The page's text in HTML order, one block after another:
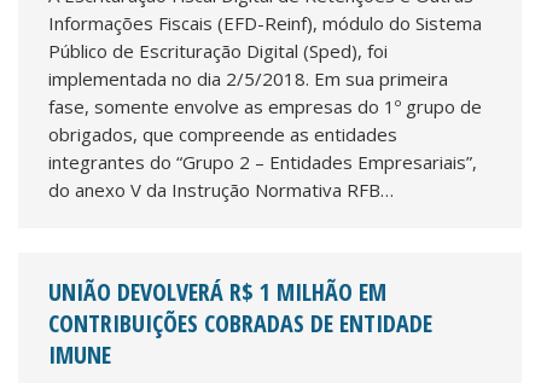
Informações Fiscais (EFD-Reinf), módulo do Sistema
Público de Escrituração Digital (Sped), foi
implementada no dia 2/5/2018. Em sua primeira
fase, somente envolve as empresas do 1º grupo de
obrigados, que compreende as entidades
integrantes do “Grupo 2 – Entidades Empresariais”,
do anexo V da Instrução Normativa RFB…
UNIÃO DEVOLVERÁ R$ 1 MILHÃO EM
CONTRIBUIÇÕES COBRADAS DE ENTIDADE
IMUNE